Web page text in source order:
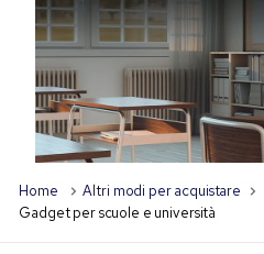
Home Altri modi per acquistare
Gadget per scuole e università